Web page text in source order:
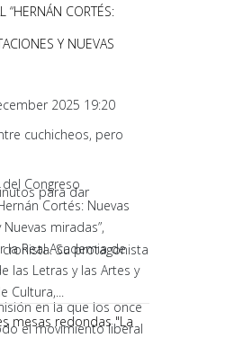
cuchicheos, pero
para dar
Su protagonista
en la que los once
el movimiento liberal
“HERNÁN CORTÉS:
Y NUEVAS
2025 19:20
Congreso
Cortés: Nuevas
miradas”,
la Real Academia de
las Letras y las Artes y
Cultura,...
mesas redondas "La